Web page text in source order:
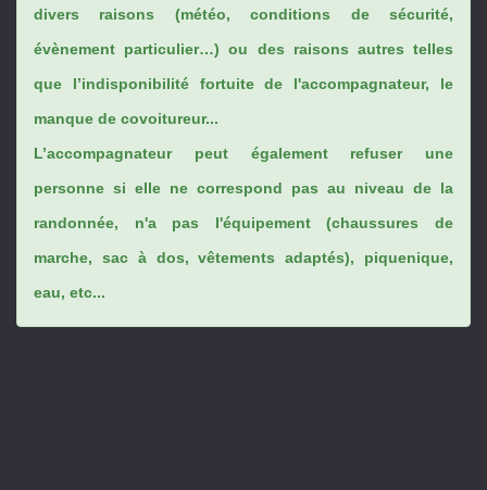
divers raisons (météo, conditions de sécurité,
évènement particulier…) ou des raisons autres telles
que l’indisponibilité fortuite de l'accompagnateur, le
manque de covoitureur...
L’accompagnateur peut également refuser une
personne si elle ne correspond pas au niveau de la
randonnée, n'a pas l'équipement (chaussures de
marche, sac à dos, vêtements adaptés), piquenique,
eau, etc...